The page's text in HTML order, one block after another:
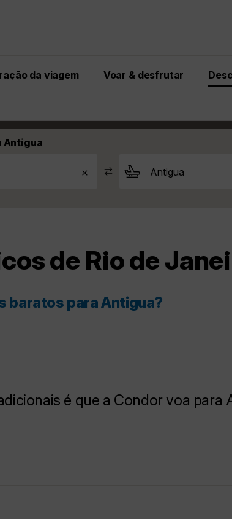
da viagem Voar & desfrutar
Antigua
de Rio de
baratos para Antigua?
é que a Condor voa para